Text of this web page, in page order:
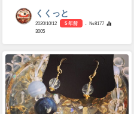
くくっと
2020/10/12 5 年前
- №8177
3005